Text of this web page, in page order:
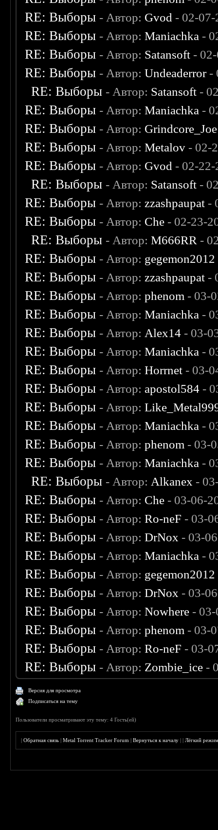
RE: Выборы - Автор: Gvod - 02-
RE: Выборы - Автор:Maniachka -
RE: Выборы - Автор: Satansoft -
RE: Выборы - Автор:Undeaderror-
RE: Выборы - Автор: Satansoft -
RE: Выборы - Автор:Maniachka -
RE: Выборы - Автор: Grindcore_Joe
RE: Выборы - Автор:Metalov - 02-
RE: Выборы - Автор: Gvod - 02-
RE: Выборы - Автор: Satansoft -
RE: Выборы - Автор: zzashpaupat -
RE: Выборы - Автор: Che - 02-23-
RE: Выборы - Автор:M666RR -
RE: Выборы - Автор: gegemon2012
RE: Выборы - Автор: zzashpaupat -
RE: Выборы - Автор:phenom - 03-
RE: Выборы - Автор:Maniachka -
RE: Выборы - Автор: Alex14 - 03-
RE: Выборы - Автор:Maniachka -
RE: Выборы - Автор:Horrnet - 03-
RE: Выборы - Автор: apostol584 -
RE: Выборы - Автор:
RE: Выборы - Автор:Maniachka -
RE: Выборы - Автор:phenom - 03-
RE: Выборы - Автор:Maniachka -
RE: Выборы - Автор: Alkanex -
RE: Выборы - Автор: Che - 03-06-
RE: Выборы - Автор:Ro-neF - 03-
RE: Выборы - Автор:DrNox - 03-
RE: Выборы - Автор:Maniachka -
RE: Выборы - Автор: gegemon2012
RE: Выборы - Автор:DrNox - 03-
RE: Выборы - Автор:Nowhere -
RE: Выборы - Автор:phenom - 03-
RE: Выборы - Автор:Ro-neF - 03-
RE: Выборы - Автор: Zombie_ice -
Версия для просмотра
Подписаться на тему
Пользователи просматривают эту тему: 4 Гость(ей)
|Обратная связь |Metal Torrent Tracker Forum |Вернуться к началу ||Лёгкий